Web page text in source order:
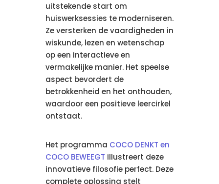
uitstekende start om
huiswerksessies te moderniseren.
Ze versterken de vaardigheden in
wiskunde, lezen en wetenschap
op een interactieve en
vermakelijke manier. Het speelse
aspect bevordert de
betrokkenheid en het onthouden,
waardoor een positieve leercirkel
ontstaat.
Het programma COCO DENKT en
COCO BEWEEGT illustreert deze
innovatieve filosofie perfect. Deze
complete oplossing stelt